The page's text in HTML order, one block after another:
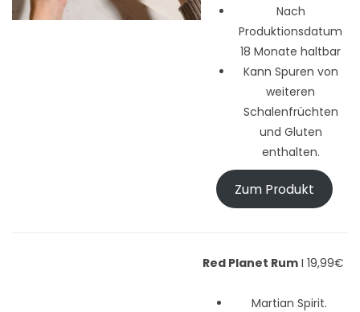
Nach
Produktionsdatum
18 Monate haltbar
Kann Spuren von
weiteren
Schalenfrüchten
und Gluten
enthalten.
Zum Produkt
Red Planet Rum I 19,99€
Martian Spirit.